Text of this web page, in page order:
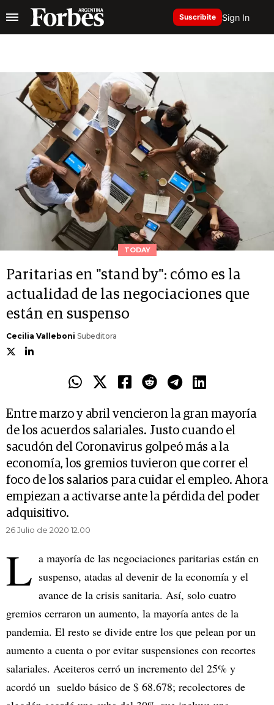
Suscribite Sign In
TODAY
Paritarias en "stand by": cómo es la
actualidad de las negociaciones que
están en suspenso
Cecilia Valleboni Subeditora
Entre marzo y abril vencieron la gran mayoría
de los acuerdos salariales. Justo cuando el
sacudón del Coronavirus golpeó más a la
economía, los gremios tuvieron que correr el
foco de los salarios para cuidar el empleo. Ahora
empiezan a activarse ante la pérdida del poder
adquisitivo.
26 Julio de 2020 12.00
L a mayoría de las negociaciones paritarias están en
suspenso, atadas al devenir de la economía y el
avance de la crisis sanitaria. Así, solo cuatro
gremios cerraron un aumento, la mayoría antes de la
pandemia. El resto se divide entre los que pelean por un
aumento a cuenta o por evitar suspensiones con recortes
salariales. Aceiteros cerró un incremento del 25% y
acordó un sueldo básico de $ 68.678; recolectores de